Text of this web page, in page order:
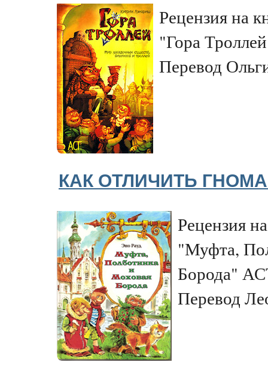
Рецензия на
"Гора
Перевод
КАК ОТЛИЧИТЬ
Рецензия
"Муфта,
Борода"
Перевод